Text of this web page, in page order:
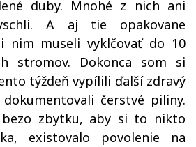
duby. Mnohé z nich ani
A aj tie opakovane
nim museli vyklčovať do 10
stromov. Dokonca som si
týždeňvypílili ďalší zdravý
čerstvé piliny.
bezo zbytku, aby si to nikto
existovalo povolenie na